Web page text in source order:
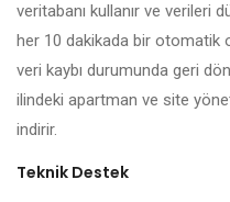
veritabanı kullanır ve verileri
her 10 dakikada bir otomatik
veri kaybı durumunda geri
ilindeki apartman ve site
indirir.
Teknik Destek